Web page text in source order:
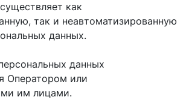
как
так и неавтоматизированную
данных.
данных
Оператором или
им лицами.